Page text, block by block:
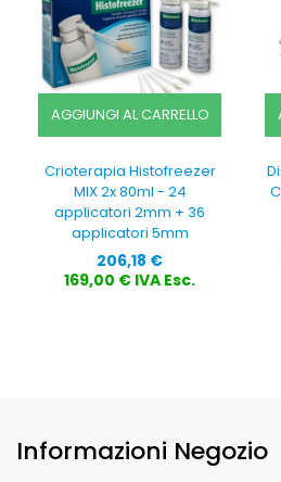
AGGIUNGI AL CARRELLO
Crioterapia Histofreezer
MIX 2x 80ml - 24
applicatori 2mm + 36
applicatori 5mm
Prezzo
206,18 €
169,00 € IVA Esc.
Informazioni Negozio